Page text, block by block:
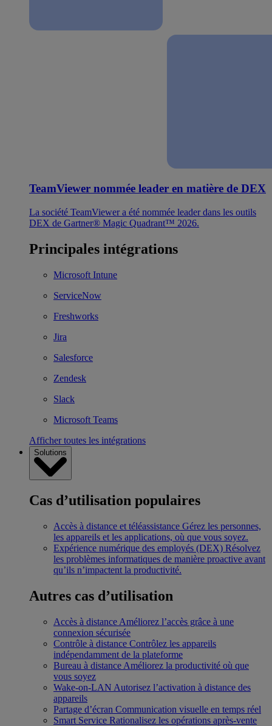
TeamViewer nommée leader en matière de DEX
La société TeamViewer a été nommée leader dans les outils
DEX de Gartner® Magic Quadrant™ 2026.
Principales intégrations
Microsoft Intune
ServiceNow
Freshworks
Jira
Salesforce
Zendesk
Slack
Microsoft Teams
Afficher toutes les intégrations
Solutions
Cas d’utilisation populaires
Accès à distance et téléassistance Gérez les personnes,
les appareils et les applications, où que vous soyez.
Expérience numérique des employés (DEX) Résolvez
les problèmes informatiques de manière proactive avant
qu’ils n’impactent la productivité.
Autres cas d’utilisation
Accès à distance Améliorez l’accès grâce à une
connexion sécurisée
Contrôle à distance Contrôlez les appareils
indépendamment de la plateforme
Bureau à distance Améliorez la productivité où que
vous soyez
Wake-on-LAN Autorisez l’activation à distance des
appareils
Partage d’écran Communication visuelle en temps réel
Smart Service Rationalisez les opérations après-vente